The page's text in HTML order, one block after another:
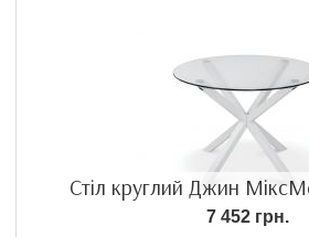
Стіл круглий Джин
7 452 грн.